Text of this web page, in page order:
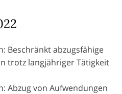
Beschränkt abzugsfähige
trotz langjähriger Tätigkeit
Abzug von Aufwendungen